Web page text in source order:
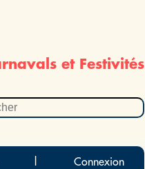
et Festivités
Connexion